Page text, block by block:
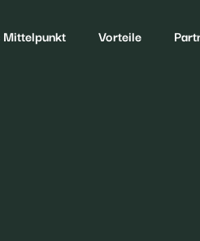
Mittelpunkt Vorteile